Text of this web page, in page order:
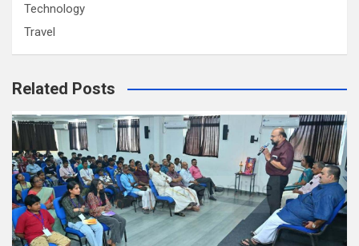
Technology
Travel
Related Posts